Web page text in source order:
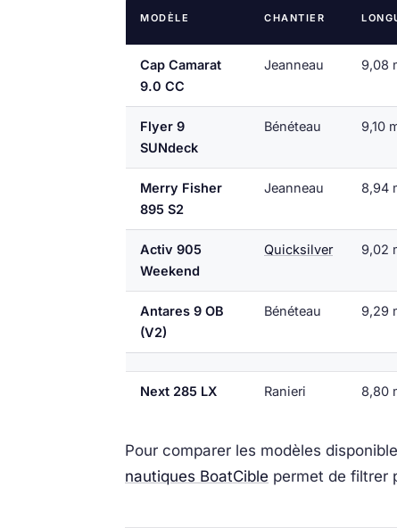
MODÈLE CHANTIER
Cap Camarat
9.0 CC
Jeanneau 9,08
Flyer 9
SUNdeck
Bénéteau 9,10
Merry Fisher
895 S2
Jeanneau 8,94
Activ 905
Weekend
Quicksilver 9,02
Antares 9 OB
(V2)
Bénéteau 9,29
Next 285 LX Ranieri 8,80
Pour comparer les modèles
nautiques BoatCible permet de filtrer